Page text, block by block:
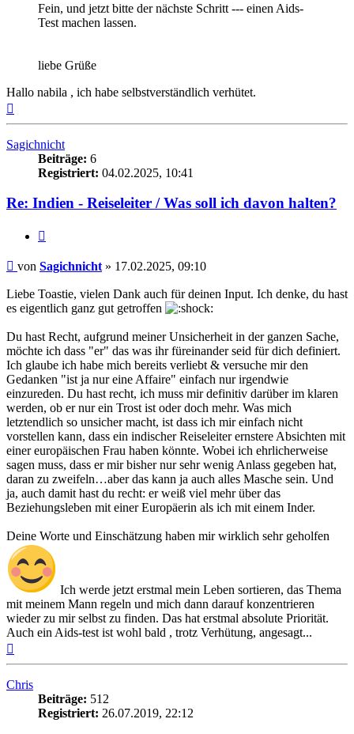
Fein, und jetzt bitte der nächste Schritt --- einen Aids-
Test machen lassen.
liebe Grüße
Hallo nabila , ich habe selbstverständlich verhütet.
Sagichnicht
Beiträge: 6
Registriert: 04.02.2025, 10:41
Re: Indien - Reiseleiter / Was soll ich davon halten?
Beitrag
von Sagichnicht » 17.02.2025, 09:10
Liebe Toastie, vielen Dank auch für deinen Input. Ich denke, du hast
es eigentlich ganz gut getroffen
Du hast Recht, aufgrund meiner Unsicherheit in der ganzen Sache,
möchte ich dass "er" das was ihr füreinander seid für dich definiert.
Ich glaube ich habe mich bereits verliebt & versuche mir den
Gedanken "ist ja nur eine Affaire" einfach nur irgendwie
einzureden. Du hast recht, ich muss mir definitiv darüber im klaren
werden, ob er nur ein Trost ist oder doch mehr. Was mich
letztendlich so unsicher macht, ist dass ich mir einfach nicht
vorstellen kann, dass ein indischer Reiseleiter ernstere Absichten mit
einer europäischen Frau haben könnte. Wobei ich ehrlicherweise
sagen muss, dass er mir bisher nur sehr wenig Anlass gegeben hat,
daran zu zweifeln…aber das kann ja auch alles Masche sein. Und
ja, auch damit hast du recht: er weiß viel mehr über das
Beziehungsleben mit einer Europäerin als ich mit einem Inder.
Deine Worte und Einschätzung haben mir wirklich sehr geholfen
Ich werde jetzt erstmal mein Leben sortieren, das Thema
mit meinem Mann regeln und mich dann darauf konzentrieren
wieder zu mir selbst zu finden. Das hat erstmal absolute Priorität.
Auch ein Aids-test ist wohl bald , trotz Verhütung, angesagt...
Chris
Beiträge: 512
Registriert: 26.07.2019, 22:12